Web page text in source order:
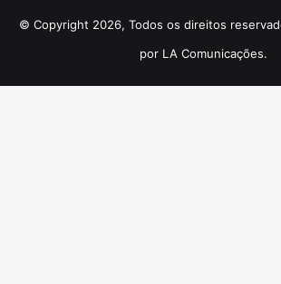
© Copyright 2026, Todos os direitos
por LA Comunicações.